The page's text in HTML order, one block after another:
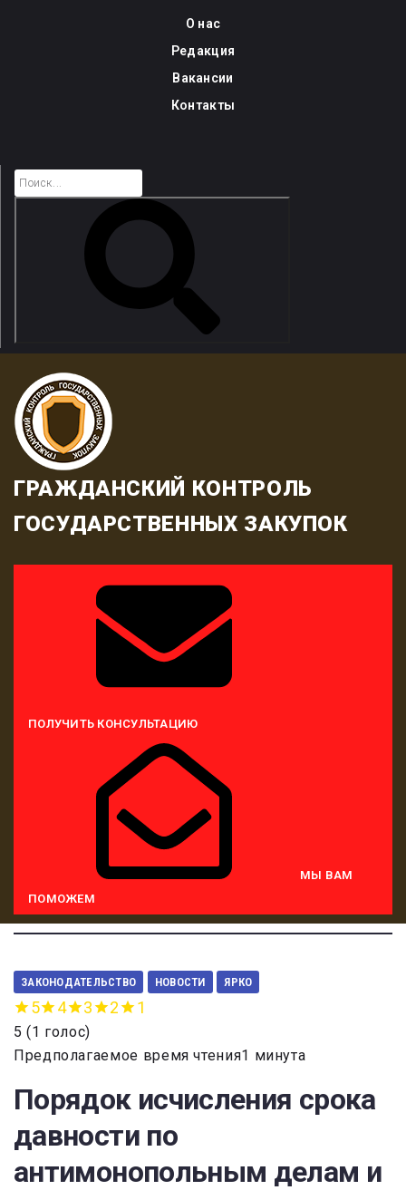
О нас
Редакция
Вакансии
Контакты
ГРАЖДАНСКИЙ КОНТРОЛЬ
ГОСУДАРСТВЕННЫХ ЗАКУПОК
ПОЛУЧИТЬ КОНСУЛЬТАЦИЮ
МЫ ВАМ
ПОМОЖЕМ
ЗАКОНОДАТЕЛЬСТВО НОВОСТИ ЯРКО
5 4 3 2 1
5 (1 голос)
Предполагаемое время чтения1 минута
Порядок исчисления срока
давности по
антимонопольным делам и